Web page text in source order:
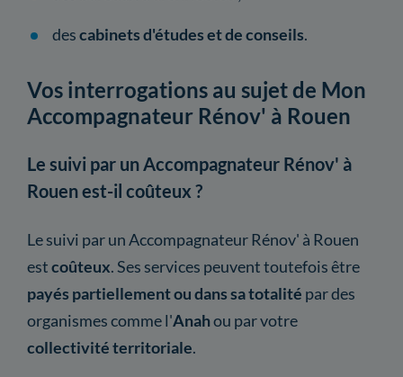
descabinets d'études et de conseils.
Vos interrogations au sujet de Mon
Accompagnateur Rénov' à Rouen
Le suivi par un Accompagnateur Rénov' à
Rouen est-il coûteux ?
Le suivi par un Accompagnateur Rénov' à Rouen
estcoûteux. Ses services peuvent toutefois être
payés partiellement ou dans sa totalité par des
organismes comme l'Anahou par votre
collectivité territoriale.